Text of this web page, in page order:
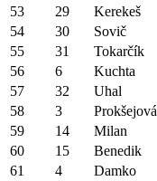
53
29 Kerekeš
54
30 Sovič
55
31 Tokarčík
56
6 Kuchta
57
32 Uhal
58
3 Prokšejová
59
14 Milan
60
15 Benedik
61
4 Damko